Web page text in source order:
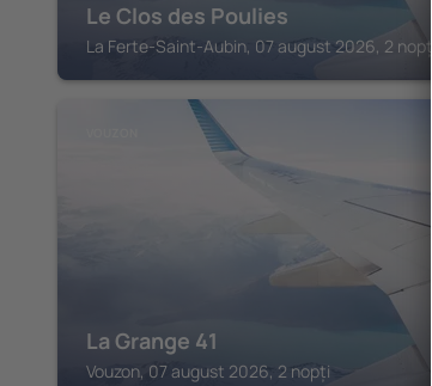
Le Clos des Poulies
La Ferte-Saint-Aubin, 07 august 2026, 2 nopți
La Grange 41
Vouzon, 07 august 2026, 2 nopți